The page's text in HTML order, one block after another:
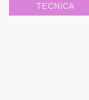
TECNICA